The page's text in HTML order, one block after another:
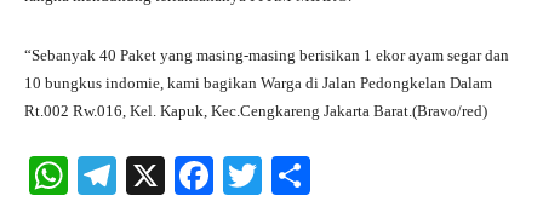
“Sebanyak 40 Paket yang masing-masing berisikan 1 ekor ayam segar dan
10 bungkus indomie, kami bagikan Warga di Jalan Pedongkelan Dalam
Rt.002 Rw.016, Kel. Kapuk, Kec.Cengkareng Jakarta Barat.(Bravo/red)
W
Te X
Fa
T